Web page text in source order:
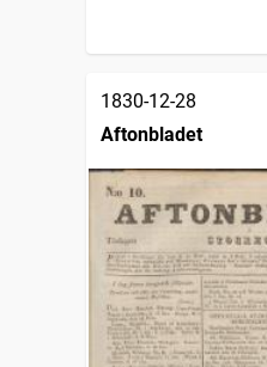
1830-12-28
Aftonbladet